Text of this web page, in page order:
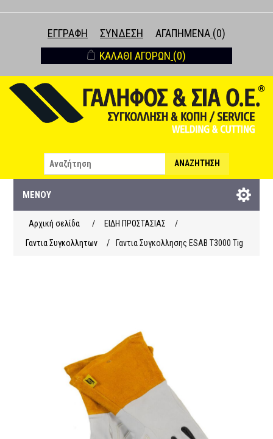
ΕΓΓΡΑΦΉ ΣΎΝΔΕΣΗ ΑΓΑΠΗΜΈΝΑ (0)
ΚΑΛΆΘΙ ΑΓΟΡΏΝ (0)
ΑΝΑΖΉΤΗΣΗ
ΜΕΝΟΎ
Αρχική σελίδα / ΕΙΔΗ ΠΡΟΣΤΑΣΙΑΣ
/
Γαντια Συγκολλητων
/ Γαντια Συγκολλησης ESAB T3000 Tig